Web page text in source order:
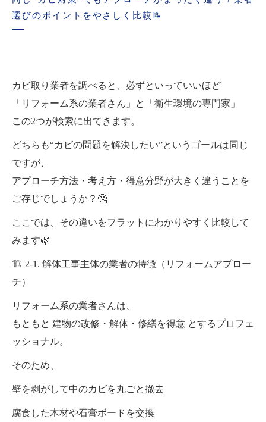
選びのポイントをやさしく比較📝
カビ取り業者を調べると、必ずといっていいほど
「リフォーム系の業者さん」と「衛生環境の専門家」
この2つが検索に出てきます。
どちらも“カビの問題を解決したい”というゴールは同じ
ですが、
アプローチ方法・考え方・得意分野が大きく違うことを
ご存じでしょうか？🤔
ここでは、その違いをフラットにわかりやすく比較して
みます🌿
🏗 2-1. 解体工事主体の業者の特徴（リフォームアプロー
チ）
リフォーム系の業者さんは、
もともと 建物の改修・解体・修繕を得意 とするプロフェ
ッショナル。
そのため、
壁を剥がして中のカビを丸ごと撤去
腐食した木材や石膏ボードを交換